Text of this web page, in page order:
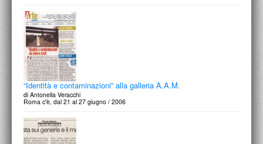
“Identità e contaminazioni” alla galleria A.A.M.
di Antonella Veracchi
Roma c'è, dal 21 al 27 giugno / 2006